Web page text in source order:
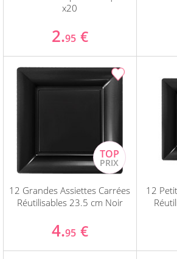
x20
2.95 €
12 Grandes Assiettes Carrées
Réutilisables 23.5 cm Noir
4.95 €
12